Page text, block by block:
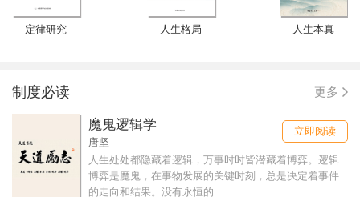
定律研究 人生格局 人生本真
制度必读 更多
魔鬼逻辑学
唐坚
立即阅读
人生处处都隐藏着逻辑，万事时时皆潜藏着博弈。逻辑
博弈是魔鬼，在事物发展的关键时刻，总是决定着事件
的走向和结果。没有永恒的...